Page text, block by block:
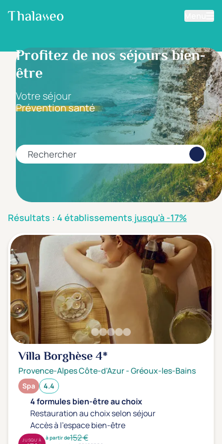
Aller au contenu principal
Profitez de nos séjours bien-
être
Votre séjour
Prévention santé
Rechercher
Filtrer les résultats
Fourchette de prix
Prix par personne
Maximum
5 étoiles *****
(0)
Note de nos clients
D'après notre partenaire Avis-Vérifiés
Parfait: 4.5+
Excellent: 4+
(4)
Très bien: 3.5+
(0)
Bord de mer
Ville
Montagne
Campagne
Résultats : 4 établissements jusqu'à -17%
Villa Borghèse4*
Provence-Alpes Côte-d'Azur-Gréoux-les-Bains
Spa 4.4
4 formules bien-être au choix
Restauration au choix selon séjour
Accès à l'espace bien-être
à partir de152 €
JUSQU'À